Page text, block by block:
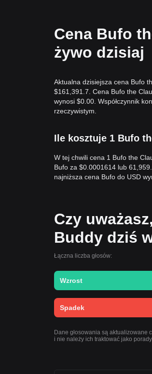
Cena Bufo
żywo dzisiaj
Aktualna dzisiejsza cena Bufo
$161,391.7. Cena Bufo the
wynosi $0.00. Współczynnik
rzeczywistym.
Ile kosztuje 1 Bufo
W tej chwili cena 1 Bufo the
Bufo za $0.0001614 lub
najniższa cena Bufo do USD
Czy
Buddy dziś
Łączna liczba głosów:
Wzrost
Spadek
Dane głosowania są aktualizowane
i nie należy ich traktować jako